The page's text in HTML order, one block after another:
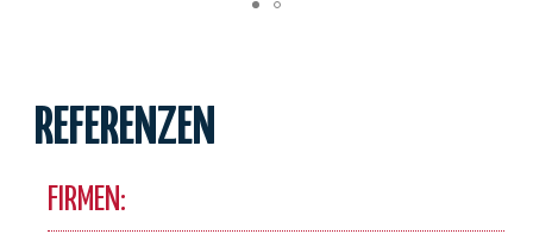
REFERENZEN
FIRMEN: